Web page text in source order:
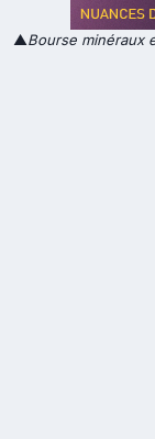
▲Bourse minéraux